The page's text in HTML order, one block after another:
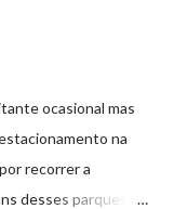
ocasional mas
na
recorrer a
desses parques de